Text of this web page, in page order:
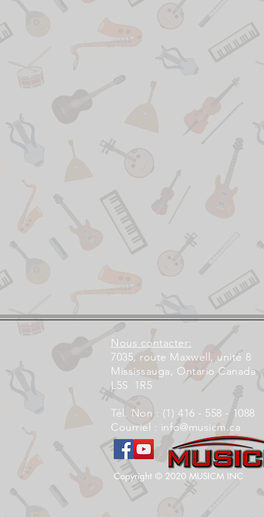
Nous contacter:
7035, route Maxwell, unité 8
Mississauga, Ontario Canada
L5S
1R5
Tél. Non : (1) 416 - 558 - 1088
Courriel : info@musicm.ca
Copyright © 2020 MUSICM INC